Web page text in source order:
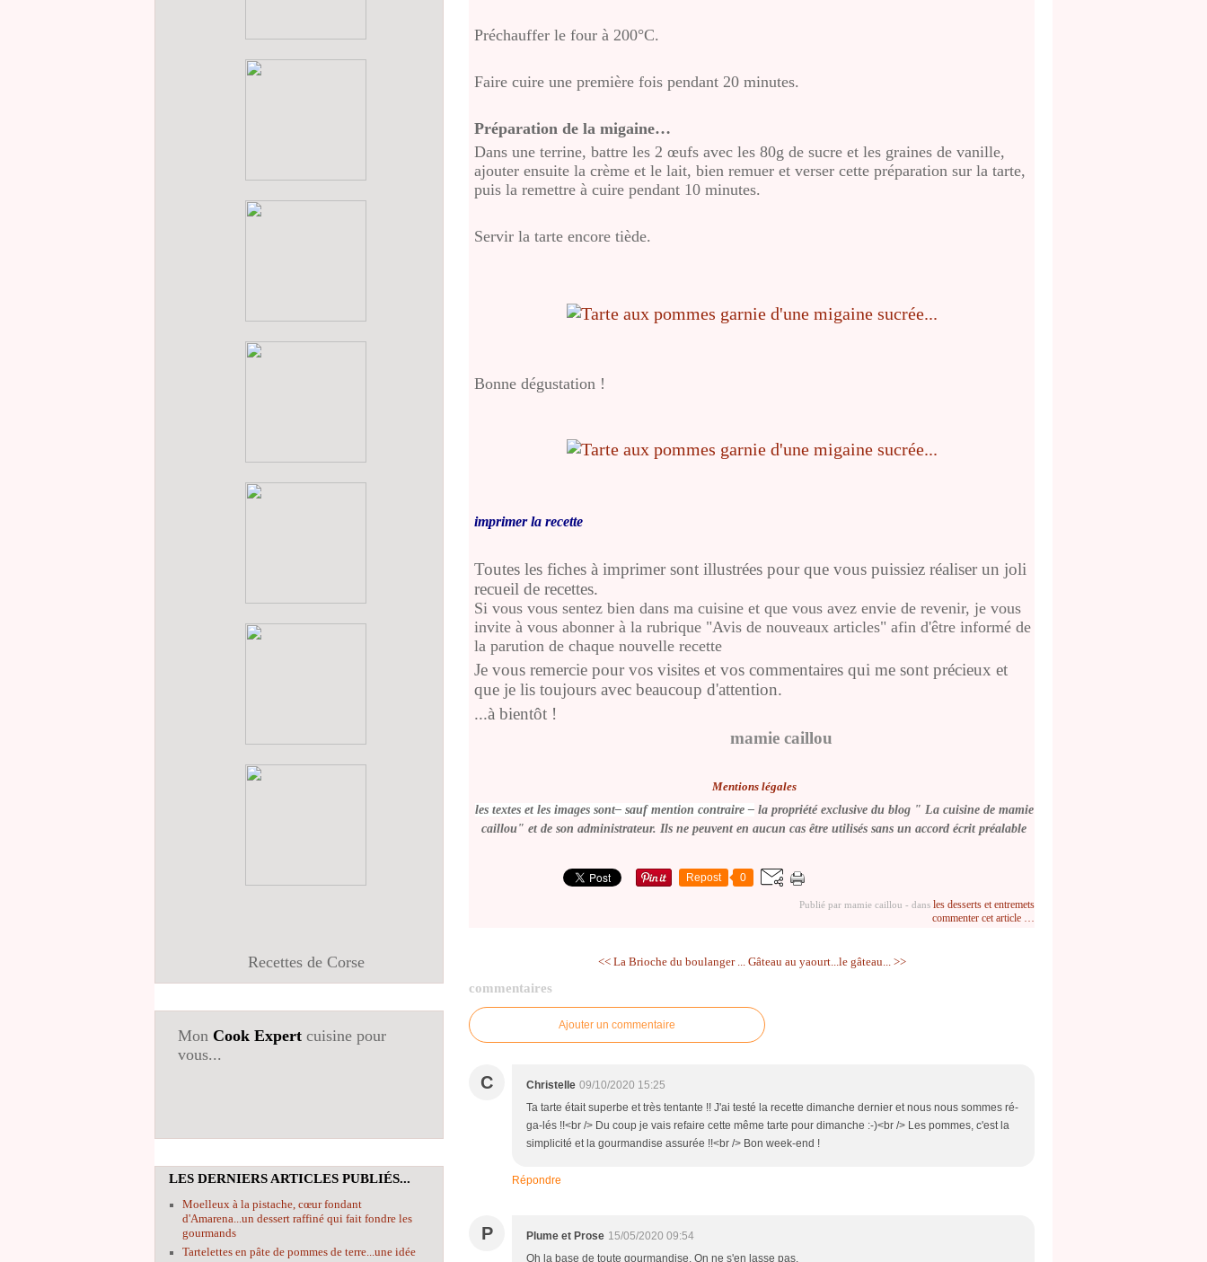
Recettes de Corse
Mon Cook Expert cuisine pour
vous...
LES DERNIERS ARTICLES PUBLIÉS...
Moelleux à la pistache, cœur fondant
d'Amarena...un dessert raffiné qui fait fondre les
gourmands
Tartelettes en pâte de pommes de terre...une idée
Préchauffer le four à 200°C.
Faire cuire une première fois pendant 20 minutes.
Préparation de la migaine…
Dans une terrine, battre les 2 œufs avec les 80g de sucre et les graines de vanille,
ajouter ensuite la crème et le lait, bien remuer et verser cette préparation sur la tarte,
puis la remettre à cuire pendant 10 minutes.
Servir la tarte encore tiède.
Bonne dégustation !
imprimer la recette
Toutes les fiches à imprimer sont illustrées pour que vous puissiez réaliser un joli
recueil de recettes.
Si vous vous sentez bien dans ma cuisine et que vous avez envie de revenir, je vous
invite à vous abonner à la rubrique "Avis de nouveaux articles" afin d'être informé de
la parution de chaque nouvelle recette
Je vous remercie pour vos visites et vos commentaires qui me sont précieux et
que je lis toujours avec beaucoup d'attention.
...à bientôt !
mamie caillou
Mentions légales
les textes et les images sont– sauf mention contraire –la propriété exclusive du blog " La cuisine de mamie
caillou" et de son administrateur. Ils ne peuvent en aucun cas être utilisés sans un accord écrit préalable
Repost 0
Publié par mamie caillou - dans les desserts et entremets
commenter cet article …
<< La Brioche du boulanger ... Gâteau au yaourt...le gâteau... >>
commentaires
Ajouter un commentaire
C Christelle 09/10/2020 15:25
Ta tarte était superbe et très tentante !! J'ai testé la recette dimanche dernier et nous nous sommes ré-
ga-lés !!<br /> Du coup je vais refaire cette même tarte pour dimanche :-)<br /> Les pommes, c'est la
simplicité et la gourmandise assurée !!<br /> Bon week-end !
Répondre
P Plume et Prose 15/05/2020 09:54
Oh la base de toute gourmandise. On ne s'en lasse pas.